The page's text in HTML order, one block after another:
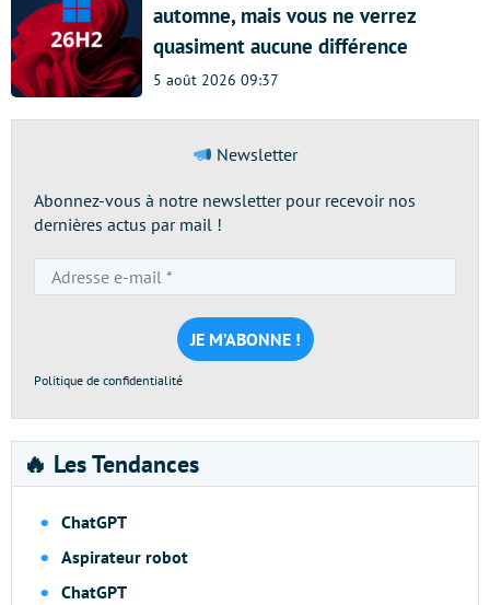
automne, mais vous ne verrez
quasiment aucune différence
5 août 2026 09:37
Newsletter
Abonnez-vous à notre newsletter pour recevoir nos
dernières actus par mail !
e-
mail
*
Politique de confidentialité
🔥 Les Tendances
ChatGPT
Aspirateur robot
ChatGPT